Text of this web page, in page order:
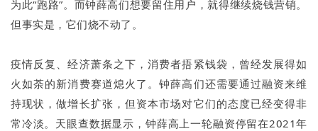
为此“跑路”。而钟薛高们想要留住用户，就得继续烧钱营销。
但事实是，它们烧不动了。
疫情反复、经济萧条之下，消费者捂紧钱袋，曾经发展得如
火如荼的新消费赛道熄火了。钟薛高们还需要通过融资来维
持现状，做增长扩张，但资本市场对它们的态度已经变得非
常冷淡。天眼查数据显示，钟薛高上一轮融资停留在2021年